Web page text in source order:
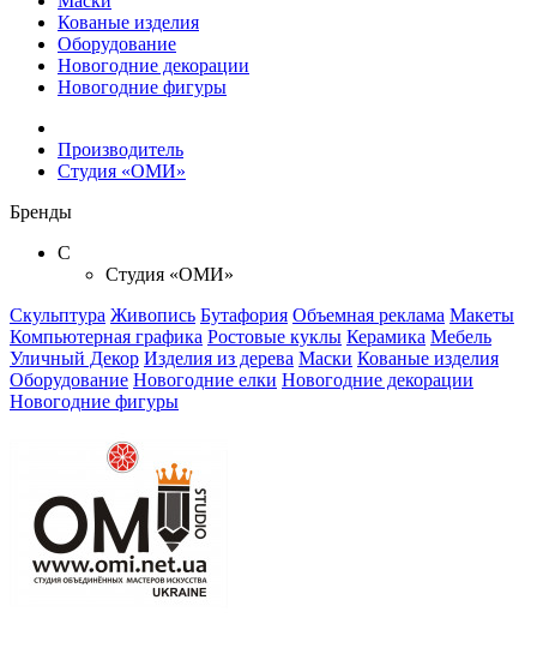
Кованые изделия
Оборудование
Новогодние декорации
Новогодние фигуры
Производитель
Студия «ОМИ»
Бренды
С
Студия «ОМИ»
Скульптура Живопись Бутафория Объемная реклама Макеты
Компьютерная графика Ростовые куклы Керамика Мебель
Уличный Декор Изделия из дерева Маски Кованые изделия
Оборудование Новогодние елки Новогодние декорации
Новогодние фигуры